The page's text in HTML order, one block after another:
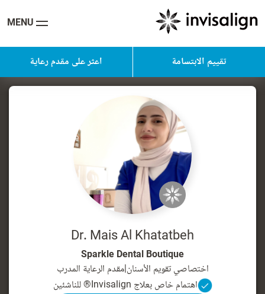
MENU
تقييم الابتسامة اعثر على مقدم رعاية
Dr. Mais Al Khatatbeh
Sparkle Dental Boutique
اختصاصي تقويم الأسنان|مقدم الرعاية المدرب
اهتمام خاص بعلاج Invisalign® للناشئين